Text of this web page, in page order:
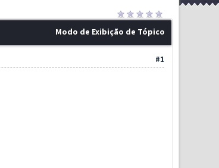
Modo de Exibição de Tópico
#1